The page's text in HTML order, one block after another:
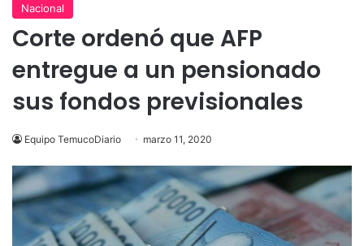
Nacional
Corte ordenó que AFP
entregue a un pensionado
sus fondos previsionales
Equipo TemucoDiario marzo 11, 2020